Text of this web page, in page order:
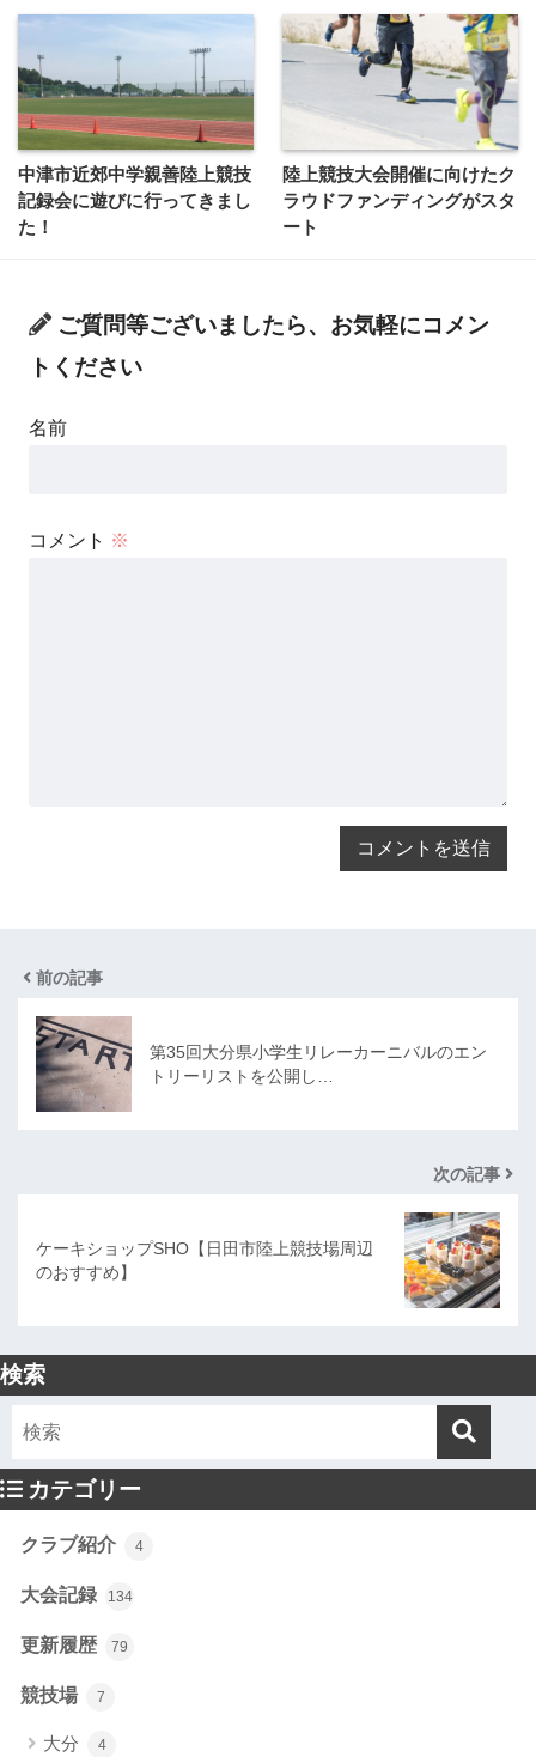
中津市近郊中学親善陸上競技
記録会に遊びに行ってきまし
た！
陸上競技大会開催に向けたク
ラウドファンディングがスタ
ート
ご質問等ございましたら、お気軽にコメン
トください
名前
コメント ※
前の記事
第35回大分県小学生リレーカーニバルのエン
トリーリストを公開し…
次の記事
ケーキショップSHO【日田市陸上競技場周辺
のおすすめ】
検索
カテゴリー
クラブ紹介 4
大会記録 134
更新履歴 79
競技場 7
大分 4